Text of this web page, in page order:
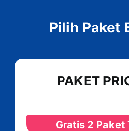
Pilih Paket
PAKET
Gratis 2 Paket